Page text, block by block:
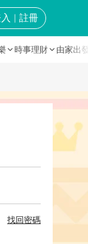
｜ 註冊
時事理財 由家出
找回密碼